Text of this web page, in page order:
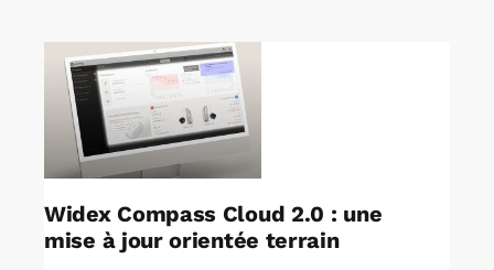
Rechercher:
Annonces emploi
Widex Compass Cloud 2.0 : une
mise à jour orientée terrain